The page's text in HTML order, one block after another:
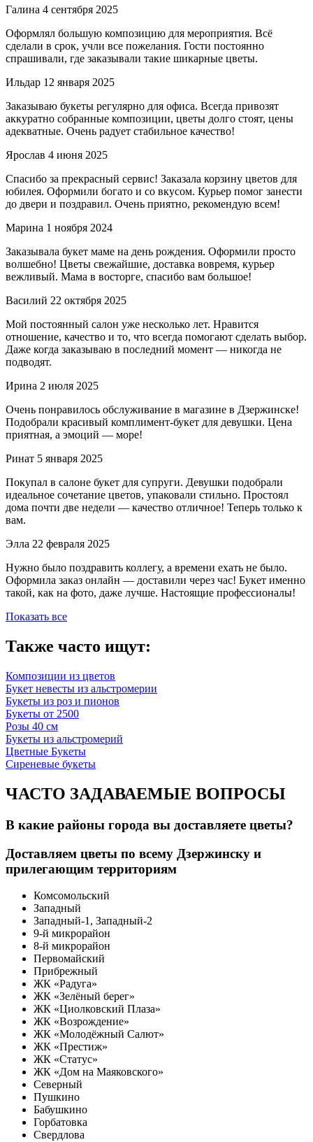
Галина 4 сентября 2025
Оформлял большую композицию для мероприятия. Всё
сделали в срок, учли все пожелания. Гости постоянно
спрашивали, где заказывали такие шикарные цветы.
Ильдар 12 января 2025
Заказываю букеты регулярно для офиса. Всегда привозят
аккуратно собранные композиции, цветы долго стоят, цены
адекватные. Очень радует стабильное качество!
Ярослав 4 июня 2025
Спасибо за прекрасный сервис! Заказала корзину цветов для
юбилея. Оформили богато и со вкусом. Курьер помог занести
до двери и поздравил. Очень приятно, рекомендую всем!
Марина 1 ноября 2024
Заказывала букет маме на день рождения. Оформили просто
волшебно! Цветы свежайшие, доставка вовремя, курьер
вежливый. Мама в восторге, спасибо вам большое!
Василий 22 октября 2025
Мой постоянный салон уже несколько лет. Нравится
отношение, качество и то, что всегда помогают сделать выбор.
Даже когда заказываю в последний момент — никогда не
подводят.
Ирина 2 июля 2025
Очень понравилось обслуживание в магазине в Дзержинске!
Подобрали красивый комплимент-букет для девушки. Цена
приятная, а эмоций — море!
Ринат 5 января 2025
Покупал в салоне букет для супруги. Девушки подобрали
идеальное сочетание цветов, упаковали стильно. Простоял
дома почти две недели — качество отличное! Теперь только к
вам.
Элла 22 февраля 2025
Нужно было поздравить коллегу, а времени ехать не было.
Оформила заказ онлайн — доставили через час! Букет именно
такой, как на фото, даже лучше. Настоящие профессионалы!
Показать все
Также часто ищут:
Композиции из цветов
Букет невесты из альстромерии
Букеты из роз и пионов
Букеты от 2500
Розы 40 см
Букеты из альстромерий
Цветные Букеты
Сиреневые букеты
ЧАСТО ЗАДАВАЕМЫЕ ВОПРОСЫ
В какие районы города вы доставляете цветы?
Доставляем цветы по всему Дзержинску и
прилегающим территориям
Комсомольский
Западный
Западный-1, Западный-2
9-й микрорайон
8-й микрорайон
Первомайский
Прибрежный
ЖК «Радуга»
ЖК «Зелёный берег»
ЖК «Циолковский Плаза»
ЖК «Возрождение»
ЖК «Молодёжный Салют»
ЖК «Престиж»
ЖК «Статус»
ЖК «Дом на Маяковского»
Северный
Пушкино
Бабушкино
Горбатовка
Свердлова